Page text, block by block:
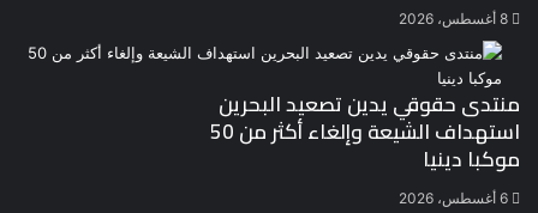
8 أغسطس، 2026
منتدى حقوقي يدين تصعيد البحرين
استهداف الشيعة وإلغاء أكثر من 50
موكبا دينيا
6 أغسطس، 2026